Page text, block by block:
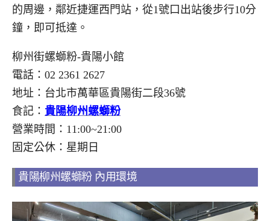
的周邊，鄰近捷運西門站，從1號口出站後步行10分
鐘，即可抵達。
柳州街螺螄粉-貴陽小館
電話：02 2361 2627
地址：台北市萬華區貴陽街二段36號
食記： 貴陽柳州螺螄粉
營業時間：11:00~21:00
固定公休：星期日
貴陽柳州螺螄粉 內用環境